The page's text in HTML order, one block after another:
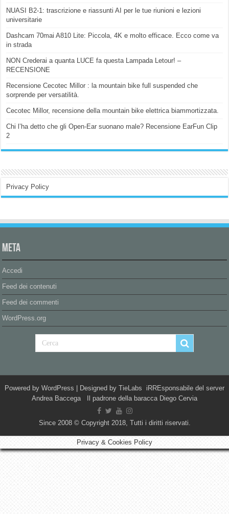
NUASI B2-1: trascrizione e riassunti AI per le tue riunioni e lezioni
universitarie
Dashcam 70mai A810 Lite: Piccola, 4K e molto efficace. Ecco come va
in strada
NON Crederai a quanta LUCE fa questa Lampada Letour! –
RECENSIONE
Recensione Cecotec Millor : la mountain bike full suspended che
sorprende per versatilità.
Cecotec Millor, recensione della mountain bike elettrica biammortizzata.
Chi l’ha detto che gli Open-Ear suonano male? Recensione EarFun Clip
2
Privacy Policy
Meta
Accedi
Feed dei contenuti
Feed dei commenti
WordPress.org
Powered by WordPress | Designed by TieLabs iRREsponsabile del server
Andrea Baccega Il padrone della baracca Diego Cervia
Since 2008 © Copyright 2018, Tutti i diritti riservati.
Privacy & Cookies Policy